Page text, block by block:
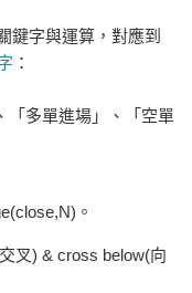
鍵字與運算，對應到
：
「多單進場」、「空單
。
) & cross below(向